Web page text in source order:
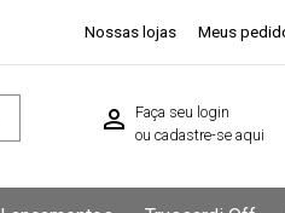
Nossas lojas Meus
Faça seu login
ou cadastre-se aqui